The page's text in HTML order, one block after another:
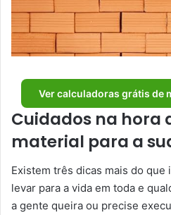
Ver calculadoras grátis de
Cuidados na hora
material para a
Existem três dicas mais do
levar para a vida em toda e
a gente queira ou precise